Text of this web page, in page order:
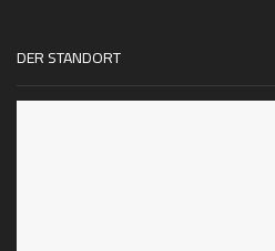
DER STANDORT